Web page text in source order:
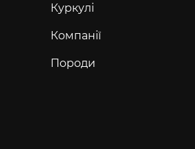
Куркулі
Компанії
Породи